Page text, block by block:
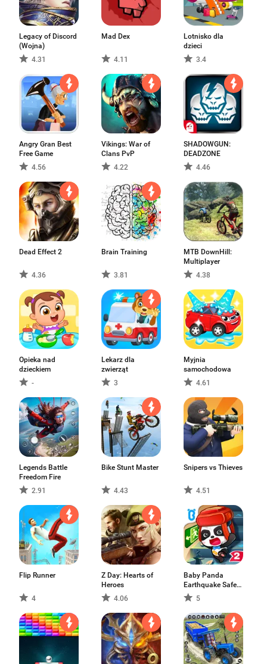
Legacy of Discord
(Wojna)
4.31
Mad Dex
4.11
Lotnisko dla
dzieci
3.4
Angry Gran Best
Free Game
4.56
Vikings: War of
Clans PvP
4.22
SHADOWGUN:
DEADZONE
4.46
Dead Effect 2
4.36
Brain Training
3.81
MTB DownHill:
Multiplayer
4.38
Opieka nad
dzieckiem
-
Lekarz dla
zwierząt
3
Myjnia
samochodowa
4.61
Legends Battle
Freedom Fire
2.91
Bike Stunt Master
4.43
Snipers vs Thieves
4.51
Flip Runner
4
Z Day: Hearts of
Heroes
4.06
Baby Panda
Earthquake Safety
2
5